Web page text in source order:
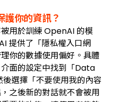
護你的資訊？
用於訓練 OpenAI 的模
提供了「隱私權入口網
你的數據使用偏好。具體
面的設定中找到「Data
選擇「不要使用我的內容
之後新的對話就不會被用